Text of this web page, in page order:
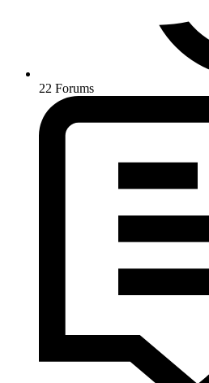
22 Forums